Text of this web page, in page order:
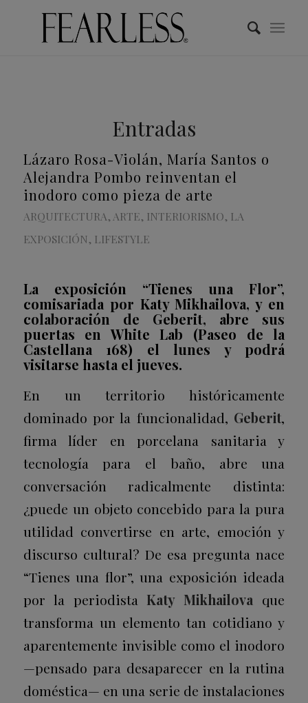
Entradas
Lázaro Rosa-Violán, María Santos o
Alejandra Pombo reinventan el
inodoro como pieza de arte
ARQUITECTURA, ARTE, INTERIORISMO, LA
EXPOSICIÓN, LIFESTYLE
La exposición “Tienes una Flor”,
comisariada por Katy Mikhailova, y en
colaboración de Geberit, abre sus
puertas en White Lab (Paseo de la
Castellana 168) el lunes y podrá
visitarse hasta el jueves.
En un territorio históricamente
dominado por la funcionalidad, Geberit,
firma líder en porcelana sanitaria y
tecnología para el baño, abre una
conversación radicalmente distinta:
¿puede un objeto concebido para la pura
utilidad convertirse en arte, emoción y
discurso cultural? De esa pregunta nace
“Tienes una flor”, una exposición ideada
por la periodista Katy Mikhailova que
transforma un elemento tan cotidiano y
aparentemente invisible como el inodoro
—pensado para desaparecer en la rutina
doméstica— en una serie de instalaciones